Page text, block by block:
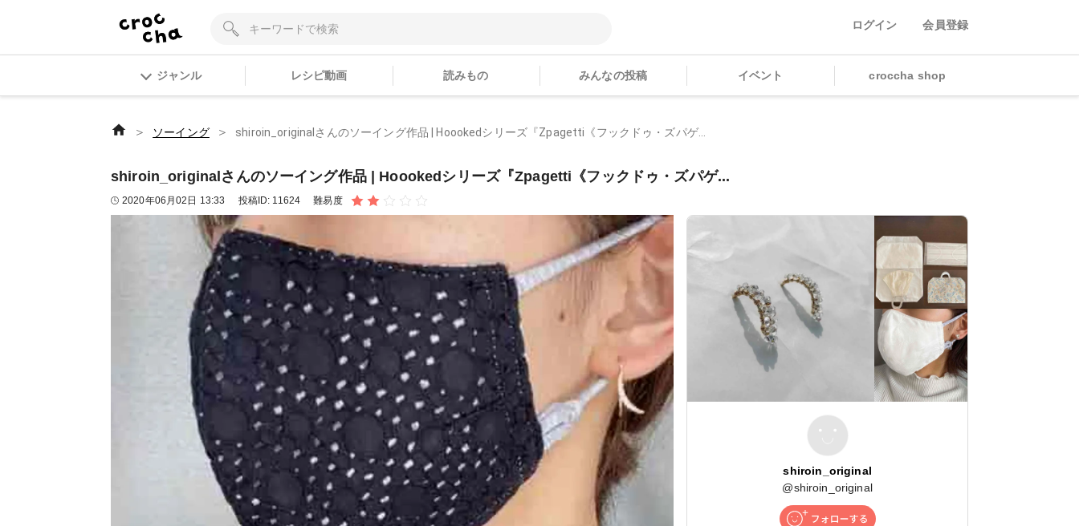
ログイン 会員登録
ジャンル レシピ動画 読みもの みんなの投稿 イベント croccha shop
＞ ソーイング ＞ shiroin_originalさんのソーイング作品 | Hoookedシリーズ『Zpagetti《フックドゥ・ズパゲ...
shiroin_originalさんのソーイング作品 | Hoookedシリーズ『Zpagetti《フックドゥ・ズパゲ...
2020年06月02日 13:33 投稿ID: 11624 難易度
shiroin_original
@shiroin_original